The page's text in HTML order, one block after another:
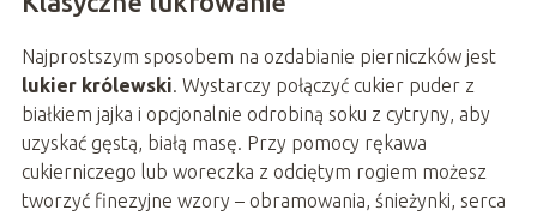
Najprostszym sposobem na ozdabianie pierniczków jest
lukier królewski . Wystarczy połączyć cukier puder z
białkiem jajka i opcjonalnie odrobiną soku z cytryny, aby
uzyskać gęstą, białą masę. Przy pomocy rękawa
cukierniczego lub woreczka z odciętym rogiem możesz
tworzyć finezyjne wzory – obramowania, śnieżynki, serca